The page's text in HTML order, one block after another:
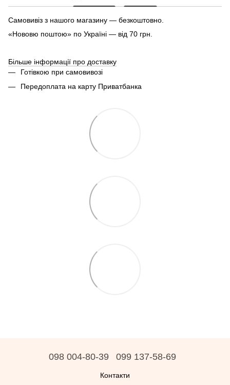
Самовивіз з нашого магазину — безкоштовно.
«Нововю поштою» по Україні — від 70 грн.
Більше інформації про доставку
Готівкою при самовивозі
Передоплата на карту Приватбанка
098 004-80-39 099 137-58-69
Контакти